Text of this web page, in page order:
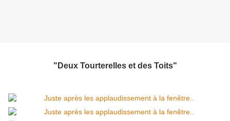
"Deux Tourterelles et des Toits"